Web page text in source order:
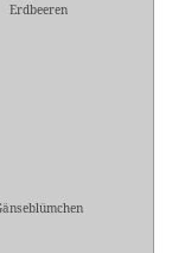
Erdbeeren